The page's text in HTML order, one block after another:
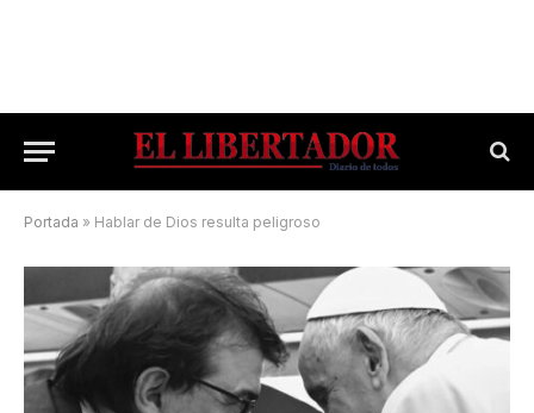
Portada » Hablar de Dios resulta peligroso